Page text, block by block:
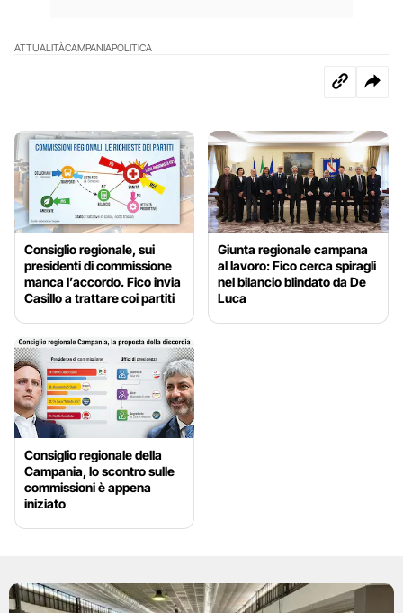
ATTUALITÀCAMPANIAPOLITICA
Consiglio regionale, sui
presidenti di commissione
manca l’accordo. Fico invia
Casillo a trattare coi partiti
Giunta regionale campana
al lavoro: Fico cerca spiragli
nel bilancio blindato da De
Luca
Consiglio regionale della
Campania, lo scontro sulle
commissioni è appena
iniziato